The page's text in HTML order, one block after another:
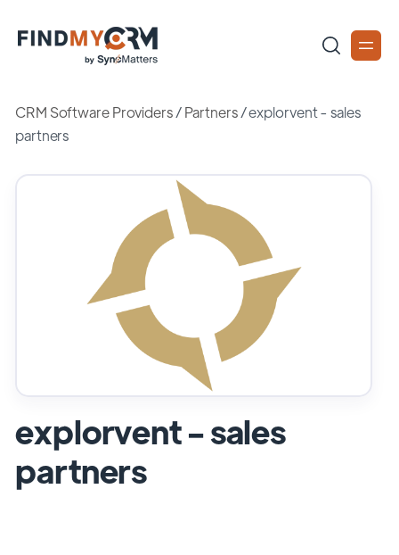
CRM Software Providers/Partners /explorvent - sales
partners
explorvent - sales
partners